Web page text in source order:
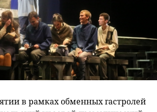
в рамках обменных гастролей